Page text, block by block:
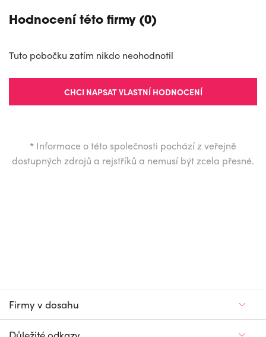
Hodnocení této firmy (0)
Tuto pobočku zatím nikdo neohodnotil
CHCI NAPSAT VLASTNÍ HODNOCENÍ
* Informace o této společnosti pochází z veřejně
dostupných zdrojů a rejstříků a nemusí být zcela přesné.
Firmy v dosahu